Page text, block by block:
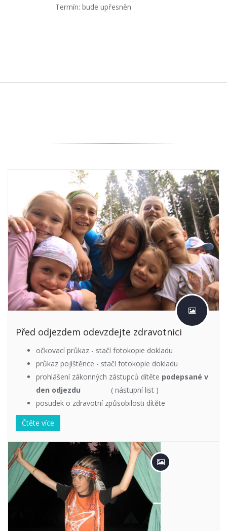
Termín: bude upřesněn
Před odjezdem odevzdejte zdravotnici
očkovací průkaz - stačí fotokopie dokladu
průkaz pojištěnce - stačí fotokopie dokladu
prohlášení zákonných zástupců dítěte podepsané v
den odjezdu ( nástupní list )
posudek o zdravotní způsobilosti dítěte
Čtěte více